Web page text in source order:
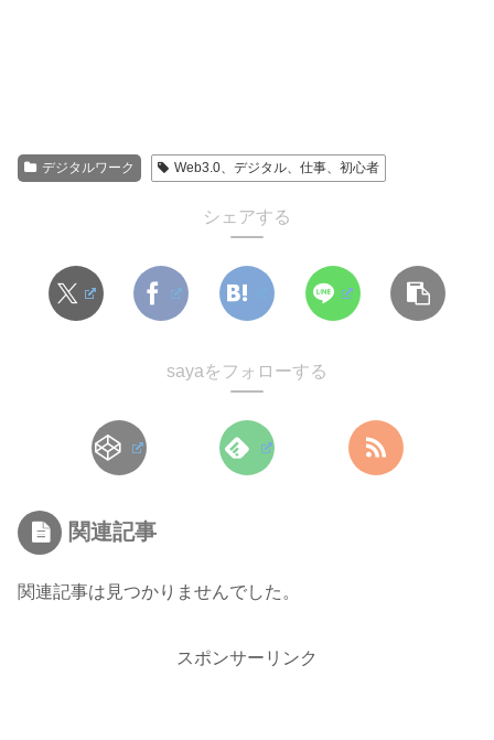
デジタルワーク Web3.0、デジタル、仕事、初心者
シェアする
sayaをフォローする
関連記事
関連記事は見つかりませんでした。
スポンサーリンク